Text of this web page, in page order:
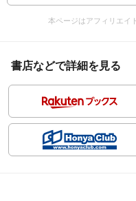
本ページはアフィリエイ
書店などで詳細を見る